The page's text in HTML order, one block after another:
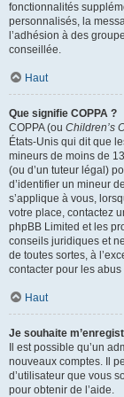
fonctionnalités
personnalisés, la
l’adhésion à des
conseillée.
Haut
Que signifie COPPA ?
COPPA (ou Children’s
États-Unis qui dit que
mineurs de moins de
(ou d’un tuteur légal)
d’identifier un mineur
s’applique à vous,
votre place, contactez
phpBB Limited et les
conseils juridiques et
de toutes sortes, à
contacter pour les
Haut
Je souhaite
Il est possible qu’un
nouveaux comptes. Il
d’utilisateur que vous
pour obtenir de l’aide.